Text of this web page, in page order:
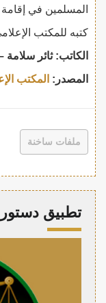
المسلمين في
كتبه للمكتب
الكاتب: ثائر سلامة
المصدر: المكتب
ملفات ساخنة
تطبيق دستور